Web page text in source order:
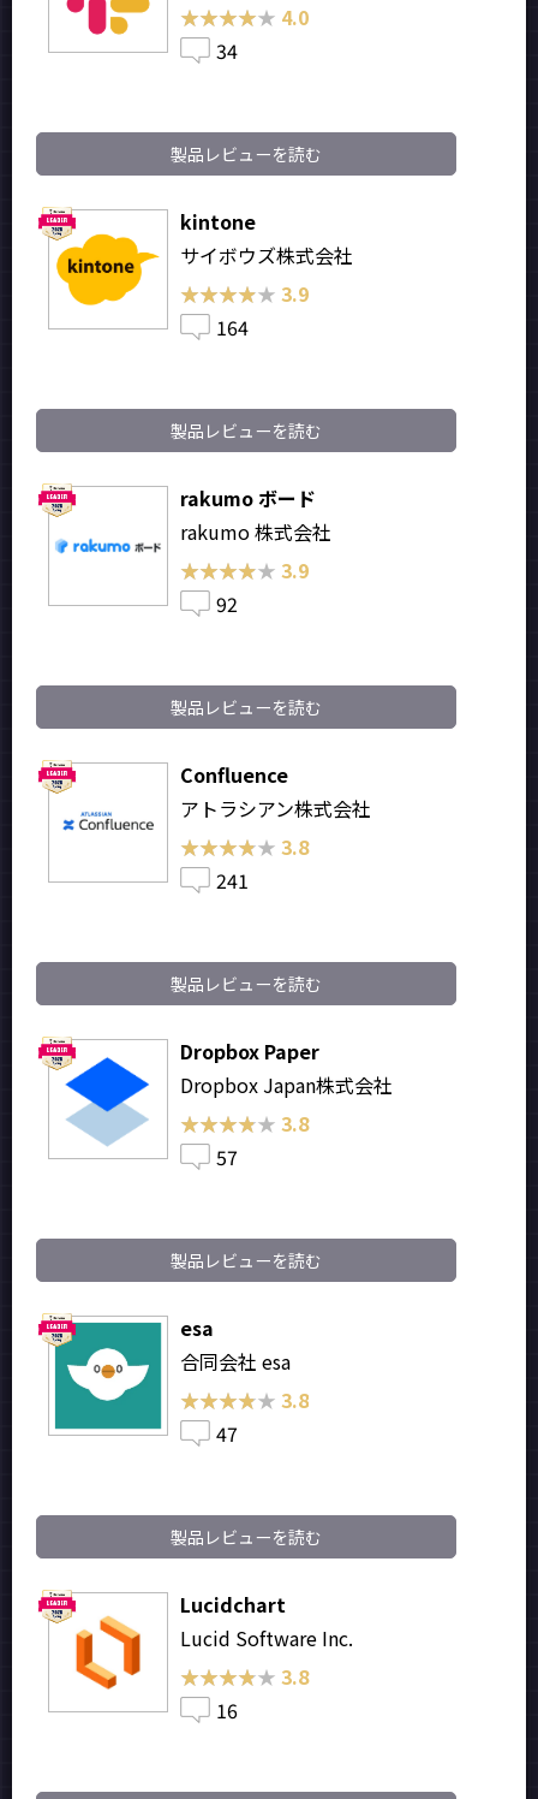
★★★★★
★★★★★ 4.0
34
製品レビューを読む
kintone
サイボウズ株式会社
★★★★★
★★★★★ 3.9
164
製品レビューを読む
rakumo ボード
rakumo 株式会社
★★★★★
★★★★★ 3.9
92
製品レビューを読む
Confluence
アトラシアン株式会社
★★★★★
★★★★★ 3.8
241
製品レビューを読む
Dropbox Paper
Dropbox Japan株式会社
★★★★★
★★★★★ 3.8
57
製品レビューを読む
esa
合同会社 esa
★★★★★
★★★★★ 3.8
47
製品レビューを読む
Lucidchart
Lucid Software Inc.
★★★★★
★★★★★ 3.8
16